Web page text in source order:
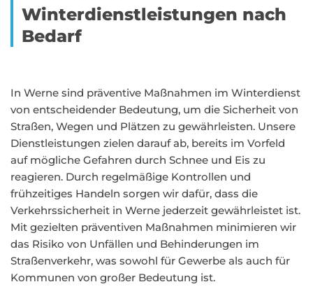
Winterdienstleistungen nach
Bedarf
In Werne sind präventive Maßnahmen im Winterdienst
von entscheidender Bedeutung, um die Sicherheit von
Straßen, Wegen und Plätzen zu gewährleisten. Unsere
Dienstleistungen zielen darauf ab, bereits im Vorfeld
auf mögliche Gefahren durch Schnee und Eis zu
reagieren. Durch regelmäßige Kontrollen und
frühzeitiges Handeln sorgen wir dafür, dass die
Verkehrssicherheit in Werne jederzeit gewährleistet ist.
Mit gezielten präventiven Maßnahmen minimieren wir
das Risiko von Unfällen und Behinderungen im
Straßenverkehr, was sowohl für Gewerbe als auch für
Kommunen von großer Bedeutung ist.